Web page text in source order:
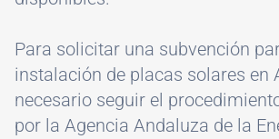
Para solicitar una subvención
instalación de placas solares en
necesario seguir el
por la Agencia Andaluza de la